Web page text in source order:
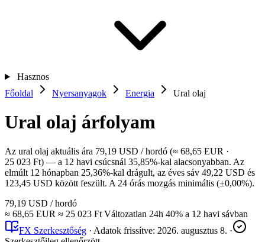
Hasznos
Főoldal
Nyersanyagok Energia Ural olaj
Ural olaj árfolyam
Az ural olaj aktuális ára 79,19 USD / hordó (≈ 68,65 EUR ·
25 023 Ft) — a 12 havi csúcsnál 35,85%-kal alacsonyabban. Az
elmúlt 12 hónapban 25,36%-kal drágult, az éves sáv 49,22 USD és
123,45 USD között feszült. A 24 órás mozgás minimális (±0,00%).
79,19 USD / hordó
≈ 68,65 EUR ≈ 25 023 Ft Változatlan 24h 40% a 12 havi sávban
FX Szerkesztőség · Adatok frissítve: 2026. augusztus 8. ·